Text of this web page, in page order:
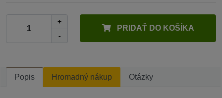
+
-
PRIDAŤ DO KOŠÍKA
Popis Hromadný nákup Otázky